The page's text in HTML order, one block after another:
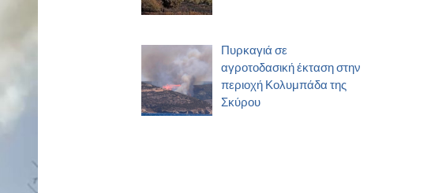
Πυρκαγιά σε
αγροτοδασική έκταση στην
περιοχή Κολυμπάδα της
Σκύρου